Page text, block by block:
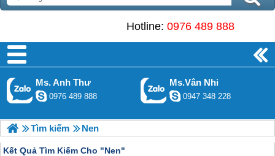
Hotline: 0976 489 888
Ms. Anh Thư
0976 489 888
Ms.Vân Nhi
0947 348 228
Tìm kiếm Nen
Kết Quả Tìm Kiếm Cho "Nen"